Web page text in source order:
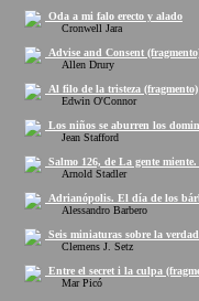
Oda a mi falo erecto y alado
Cronwell Jara
Advise and Consent
Allen Drury
Al filo de la tristeza (fragmento)
Edwin O'Connor
Los niños se aburren los
Jean Stafford
Salmo 126, de La gente
Arnold Stadler
Adrianópolis. El día de los
Alessandro Barbero
Seis miniaturas sobre la
Clemens J. Setz
Entre el secret i la culpa
Mar Picó